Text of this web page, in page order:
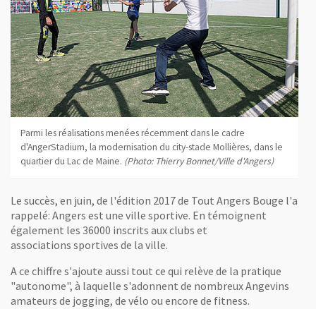
Parmi les réalisations menées récemment dans le cadre
d'AngerStadium, la modernisation du city-stade Mollières, dans le
quartier du Lac de Maine. (Photo: Thierry Bonnet/Ville d'Angers)
Le succès, en juin, de l'édition 2017 de Tout Angers Bouge l'a
rappelé: Angers est une ville sportive. En témoignent
également les 36000 inscrits aux clubs et
associations sportives de la ville.
A ce chiffre s'ajoute aussi tout ce qui relève de la pratique
"autonome", à laquelle s'adonnent de nombreux Angevins
amateurs de jogging, de vélo ou encore de fitness.